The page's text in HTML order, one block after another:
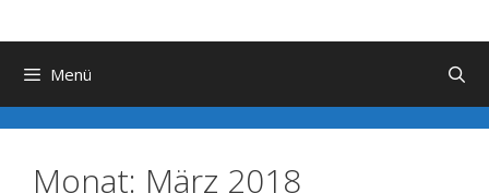
Menü
Monat: März 2018